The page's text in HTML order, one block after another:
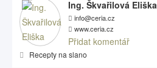
Ing. Škvařilová Eliška
info@ceria.cz
www.ceria.cz
Přidat komentář
Recepty na slano